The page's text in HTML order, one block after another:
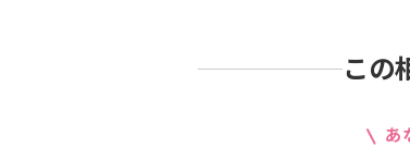
この
あ